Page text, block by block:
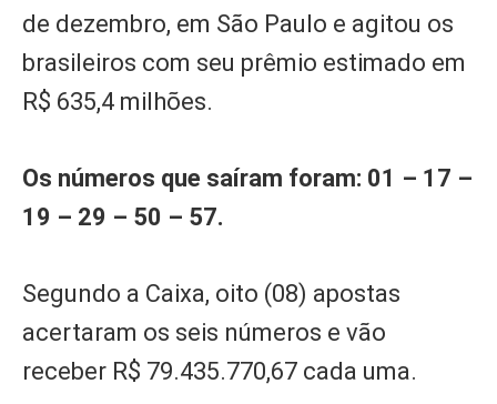
de dezembro, em São Paulo e agitou os
brasileiros com seu prêmio estimado em
R$ 635,4 milhões.
Os números que saíram foram: 01 – 17 –
19 – 29 – 50 – 57.
Segundo a Caixa, oito (08) apostas
acertaram os seis números e vão
receber R$ 79.435.770,67 cada uma.